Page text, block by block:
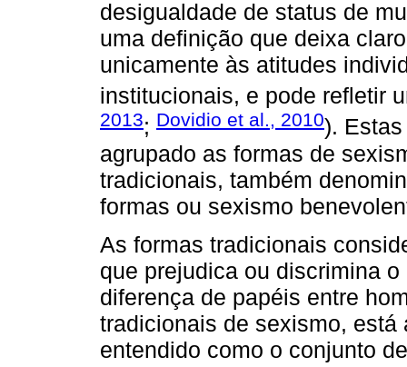
desigualdade de status de
uma definição que deixa
unicamente às atitudes
institucionais, e pode refletir
2013; Dovidio et al., 2010).
agrupado as formas de
tradicionais, também
formas ou sexismo
As formas tradicionais
que prejudica ou discrimina
diferença de papéis entre
tradicionais de sexismo,
entendido como o conjunto